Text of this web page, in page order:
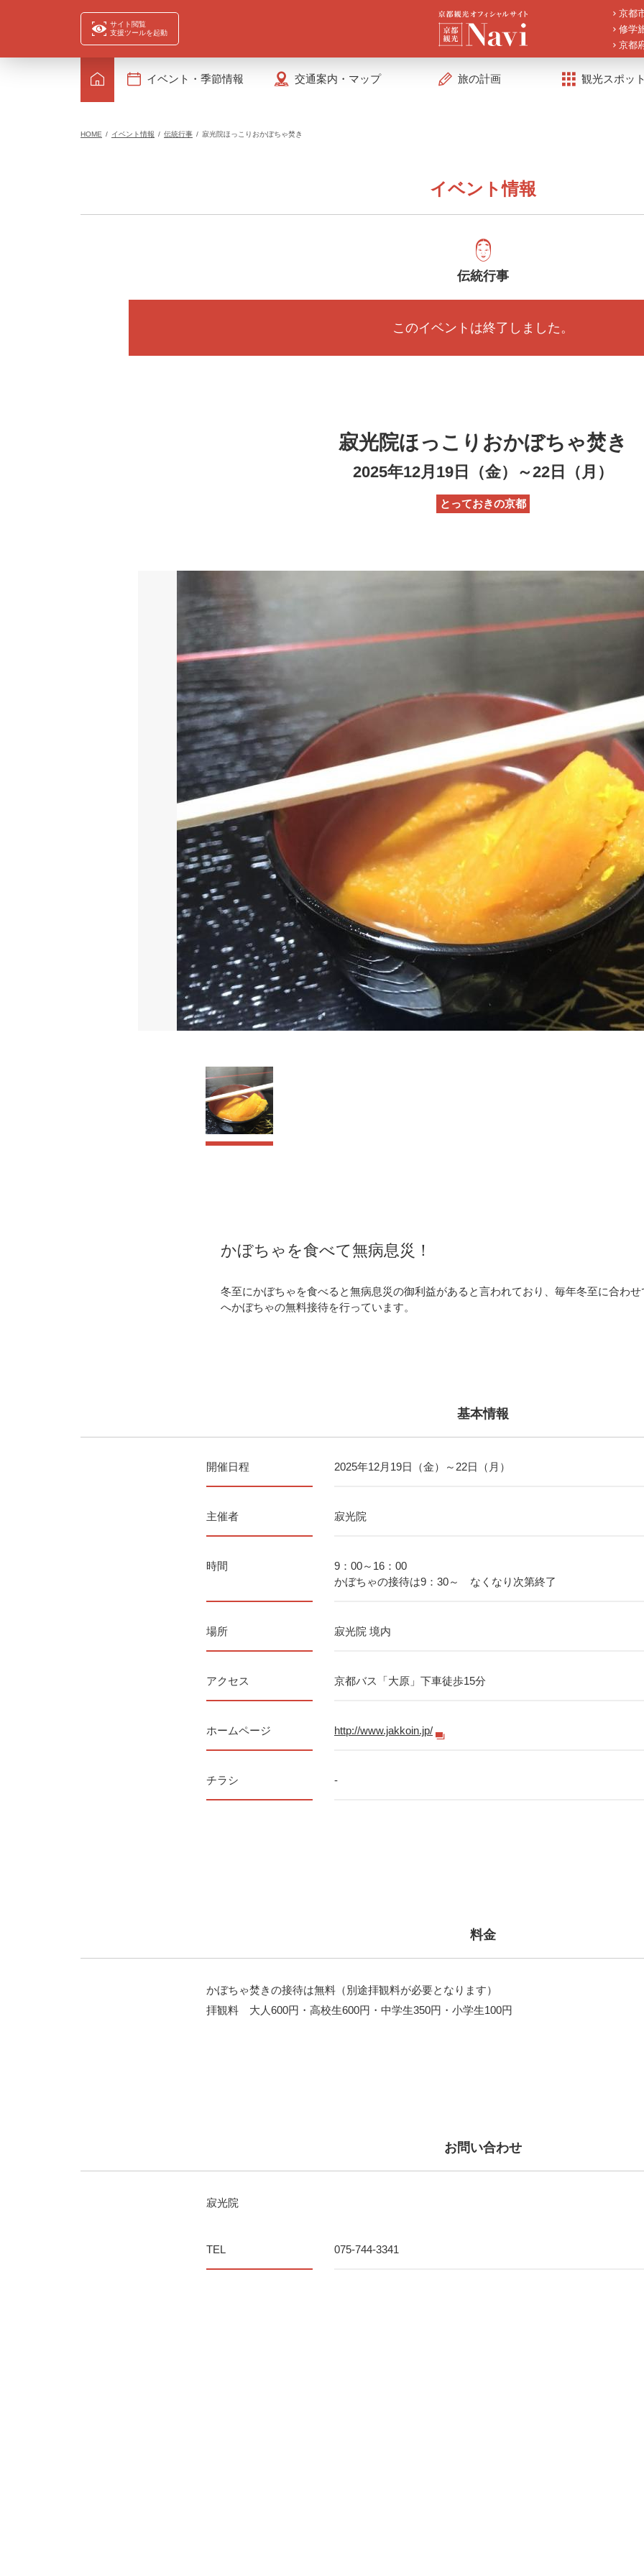
サイト閲覧
支援ツールを起動
京都
修学
京都
イベント・季節情報 交通案内・マップ 旅の計画 観光スポッ
HOME イベント情報 伝統行事 寂光院ほっこりおかぼちゃ焚き
イベント情報
伝統行事
このイベントは終了しました。
寂光院ほっこりおかぼちゃ焚き
2025年12月19日（金）～22日（月）
とっておきの京都
かぼちゃを食べて無病息災！
冬至にかぼちゃを食べると無病息災の御利益があると言われており、毎年冬至に合わ
へかぼちゃの無料接待を行っています。
基本情報
開催日程 2025年12月19日（金）～22日（月）
主催者 寂光院
時間
9：00～16：00
かぼちゃの接待は9：30～ なくなり次第終了
場所 寂光院 境内
アクセス 京都バス「大原」下車徒歩15分
ホームページ http://www.jakkoin.jp/
チラシ -
料金
かぼちゃ焚きの接待は無料（別途拝観料が必要となります）
拝観料 大人600円・高校生600円・中学生350円・小学生100円
お問い合わせ
寂光院
TEL 075-744-3341